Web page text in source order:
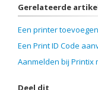
Gerelateerde
Een printer
Een Print ID Code
Aanmelden bij Printix